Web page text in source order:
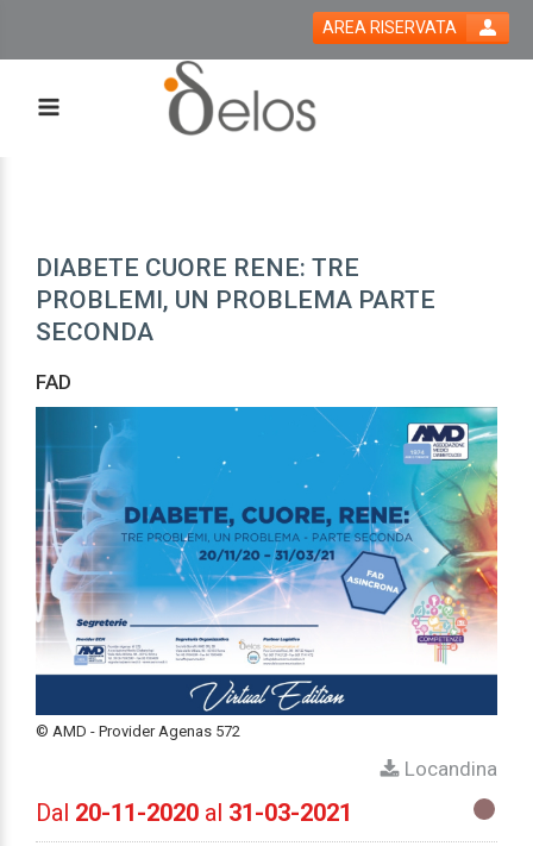
AREA RISERVATA
DIABETE CUORE RENE: TRE
PROBLEMI, UN PROBLEMA PARTE
SECONDA
FAD
© AMD - Provider Agenas 572
Locandina
Dal 20-11-2020 al 31-03-2021